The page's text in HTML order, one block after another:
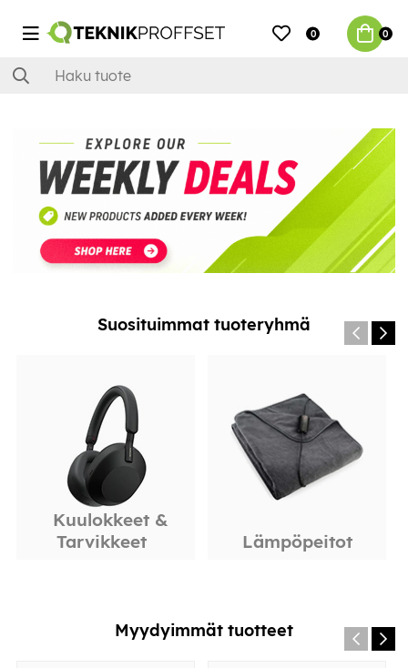
0 0
Suosituimmat tuoteryhmä
Kuulokkeet &
Tarvikkeet
Lämpöpeitot
Myydyimmät tuotteet